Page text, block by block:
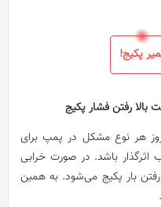
پکیج!
هر نوع مشکل در پمپ برای
باشد. در صورت خرابی
بار پکیج می‌شود. به همین